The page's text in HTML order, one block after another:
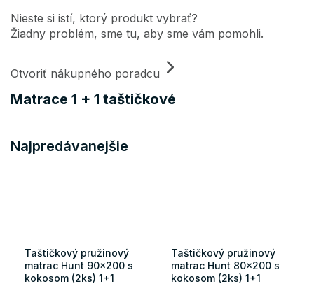
Matrace 1 + 1 taštičkové
Nieste si istí, ktorý produkt vybrať?
Žiadny problém, sme tu, aby sme vám pomohli.
Otvoriť nákupného poradcu
Najpredávanejšie
Taštičkový pružinový
matrac Hunt 90x200 s
kokosom (2ks) 1+1
Taštičkový pružinový
matrac Hunt 80x200 s
kokosom (2ks) 1+1